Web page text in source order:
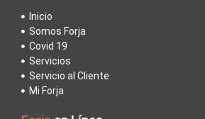
Inicio
Somos Forja
Covid 19
Servicios
Servicio al Cliente
Mi Forja